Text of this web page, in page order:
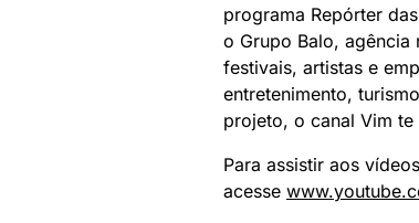
programa Repórter
o Grupo Balo, agência
festivais, artistas e
entretenimento,
projeto, o canal Vim te
Para assistir aos
acesse